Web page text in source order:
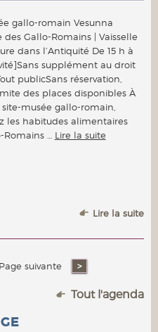
gallo-romain Vesunna
des Gallo-Romains | Vaisselle
dans l’Antiquité De 15 h à
supplément au droit
publicSans réservation,
des places disponibles À
site-musée gallo-romain,
les habitudes alimentaires
… Lire la suite
Lire la suite
Page suivante
Tout l'agenda